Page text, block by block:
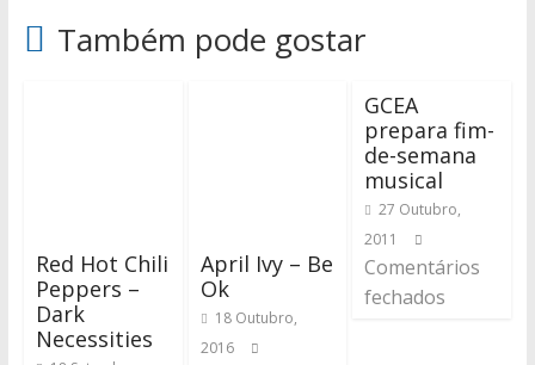
Também pode gostar
Red Hot Chili
Peppers –
Dark
Necessities
April Ivy – Be
Ok
18 Outubro,
2016
GCEA
prepara fim-
de-semana
musical
27 Outubro,
2011
Comentários
fechados